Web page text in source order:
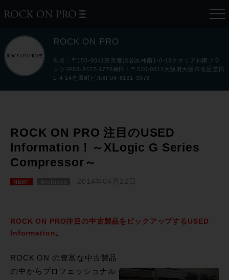
ROCK ON PRO
渋谷：〒150-0041東京都渋谷区神南1-8-18クオリア神南フラ
ッツ1F03-3477-1776梅田：〒530-0012大阪府大阪市北区芝田
1-4-14芝田町ビル6F06-6131-3078
ROCK ON PRO 注目のUSED
Information！～XLogic G Series
Compressor～
NEW! 2014年04月22日
ROCK ON PRO注目の中古製品をピックアップするUSED
Information。
ROCK ON の豊富な中古製品
の中からプロフェッショナル